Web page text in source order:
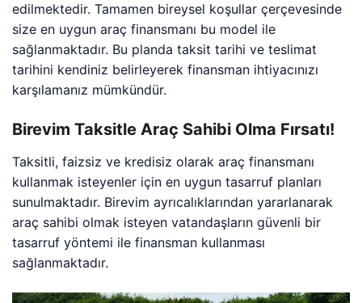
edilmektedir. Tamamen bireysel koşullar çerçevesinde
size en uygun araç finansmanı bu model ile
sağlanmaktadır. Bu planda taksit tarihi ve teslimat
tarihini kendiniz belirleyerek finansman ihtiyacınızı
karşılamanız mümkündür.
Birevim Taksitle Araç Sahibi Olma Fırsatı!
Taksitli, faizsiz ve kredisiz olarak araç finansmanı
kullanmak isteyenler için en uygun tasarruf planları
sunulmaktadır. Birevim ayrıcalıklarından yararlanarak
araç sahibi olmak isteyen vatandaşların güvenli bir
tasarruf yöntemi ile finansman kullanması
sağlanmaktadır.